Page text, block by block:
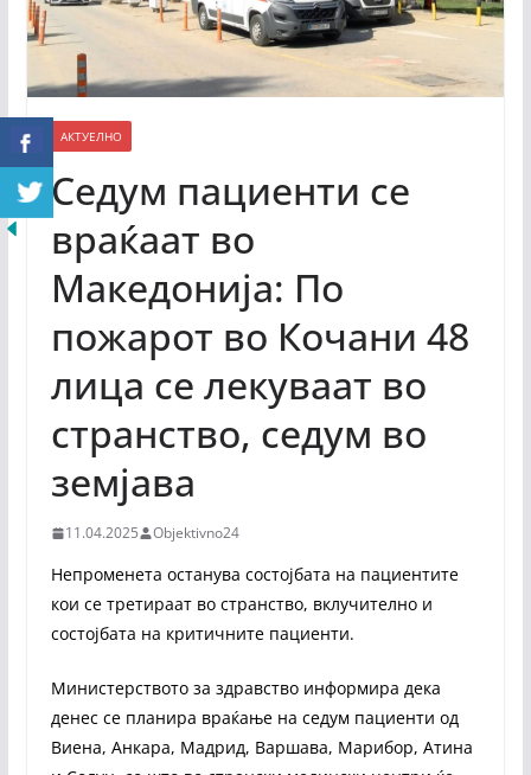
АКТУЕЛНО
Седум пациенти се
враќаат во
Македонија: По
пожарот во Кочани 48
лица се лекуваат во
странство, седум во
земјава
11.04.2025 Objektivno24
Непроменета останува состојбата на пациентите
кои се третираат во странство, вклучително и
состојбата на критичните пациенти.
Министерството за здравство информира дека
денес се планира враќање на седум пациенти од
Виена, Анкара, Мадрид, Варшава, Марибор, Атина